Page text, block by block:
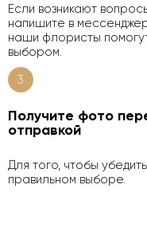
Если возникают
напишите в
наши флористы
выбором.
3
Получите фото
отправкой
Для того, чтобы
правильном выборе.